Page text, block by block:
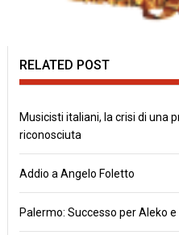
RELATED POST
Musicisti italiani, la crisi di una
riconosciuta
Addio a Angelo Foletto
Palermo: Successo per Aleko e